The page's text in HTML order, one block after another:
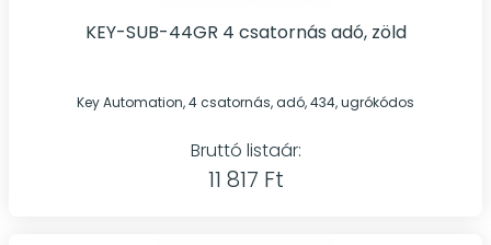
KEY-SUB-44GR 4 csatornás adó, zöld
Key Automation, 4 csatornás, adó, 434, ugrókódos
Bruttó listaár:
11 817 Ft